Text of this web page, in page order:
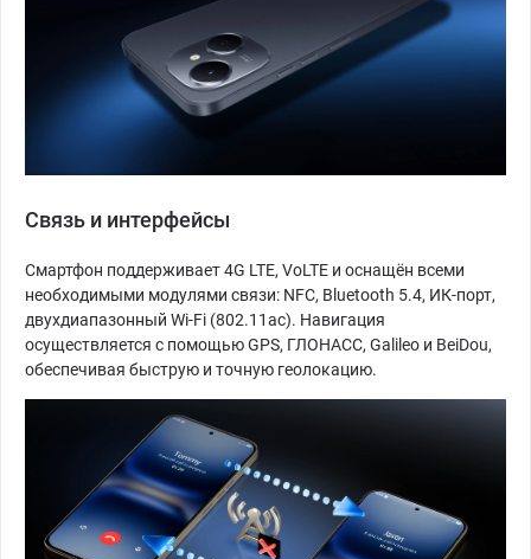
Связь и интерфейсы
Смартфон поддерживает 4G LTE, VoLTE и оснащён всеми
необходимыми модулями связи: NFC, Bluetooth 5.4, ИК-порт,
двухдиапазонный Wi-Fi (802.11ac). Навигация
осуществляется с помощью GPS, ГЛОНАСС, Galileo и BeiDou,
обеспечивая быструю и точную геолокацию.